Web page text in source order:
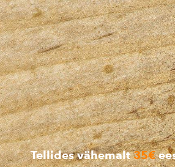
Tellides vähemalt35€